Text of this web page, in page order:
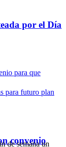
por el Día
convenio
de semana un